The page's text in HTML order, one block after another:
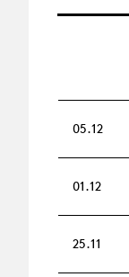
05.12
01.12
25.11